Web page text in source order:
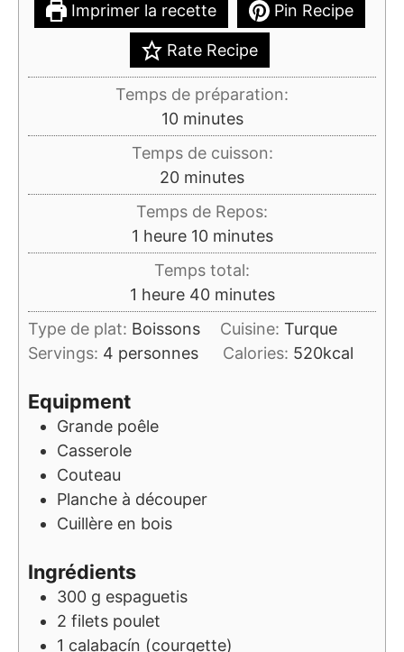
Imprimer la recette Pin Recipe
Rate Recipe
Temps de préparation:
10minutes
minutes
Temps de cuisson:
20minutes
minutes
Temps de Repos:
1 heure
heure 10minutes
minutes
Temps total:
1 heure
heure 40minutes
minutes
Type de plat: Boissons Cuisine: Turque
Servings: 4 personnes Calories: 520kcal
Equipment
Grande poêle
Casserole
Couteau
Planche à découper
Cuillère en bois
Ingrédients
300 g espaguetis
2 filets poulet
1 calabacín (courgette)